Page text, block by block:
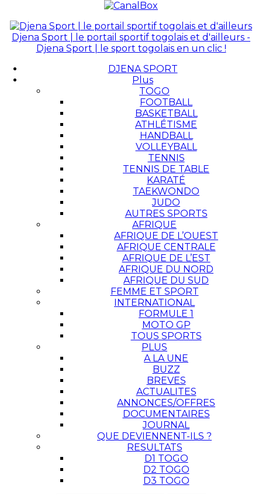
Djena Sport | le portail sportif togolais et d'ailleurs -
Djena Sport | le sport togolais en un clic !
DJENA SPORT
Plus
TOGO
FOOTBALL
BASKETBALL
ATHLÉTISME
HANDBALL
VOLLEYBALL
TENNIS
TENNIS DE TABLE
KARATÉ
TAEKWONDO
JUDO
AUTRES SPORTS
AFRIQUE
AFRIQUE DE L’OUEST
AFRIQUE CENTRALE
AFRIQUE DE L’EST
AFRIQUE DU NORD
AFRIQUE DU SUD
FEMME ET SPORT
INTERNATIONAL
FORMULE 1
MOTO GP
TOUS SPORTS
PLUS
A LA UNE
BUZZ
BREVES
ACTUALITES
ANNONCES/OFFRES
DOCUMENTAIRES
JOURNAL
QUE DEVIENNENT-ILS ?
RESULTATS
D1 TOGO
D2 TOGO
D3 TOGO